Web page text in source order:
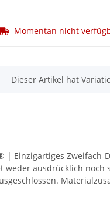
Momentan nicht
x
Dieser Artikel hat
Einzigartiges
ausdrücklich noch